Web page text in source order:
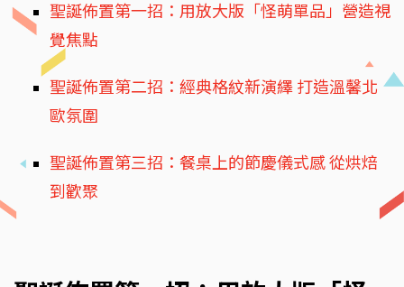
聖誕佈置第一招：用放大版「怪萌單品」營造視
覺焦點
聖誕佈置第二招：經典格紋新演繹 打造溫馨北
歐氛圍
聖誕佈置第三招：餐桌上的節慶儀式感 從烘焙
到歡聚